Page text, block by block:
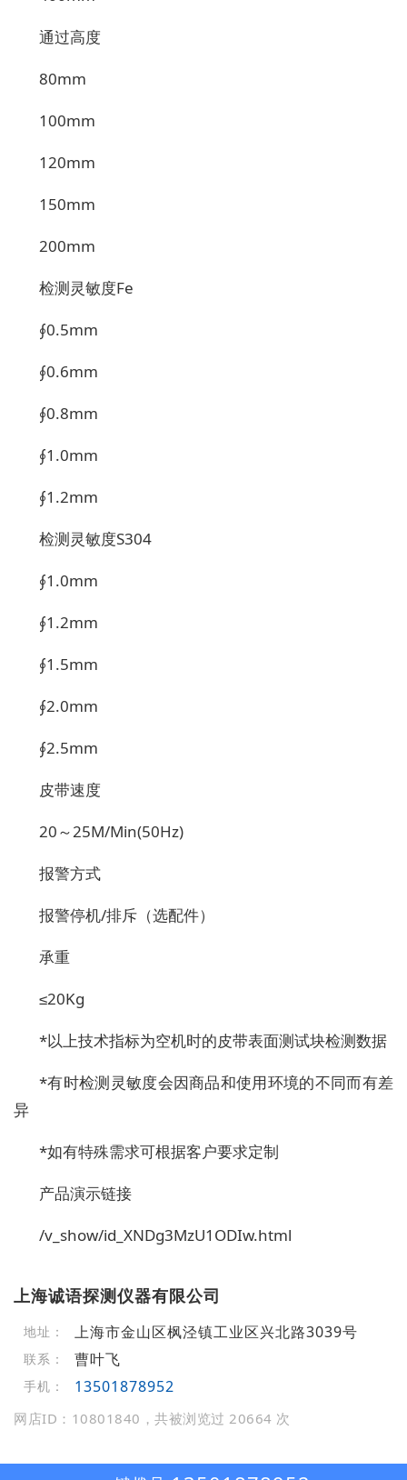
通过高度
80mm
100mm
120mm
150mm
200mm
检测灵敏度Fe
∮0.5mm
∮0.6mm
∮0.8mm
∮1.0mm
∮1.2mm
检测灵敏度S304
∮1.0mm
∮1.2mm
∮1.5mm
∮2.0mm
∮2.5mm
皮带速度
20～25M/Min(50Hz)
报警方式
报警停机/排斥（选配件）
承重
≤20Kg
*以上技术指标为空机时的皮带表面测试块检测数据
*有时检测灵敏度会因商品和使用环境的不同而有差
异
*如有特殊需求可根据客户要求定制
产品演示链接
/v_show/id_XNDg3MzU1ODIw.html
上海诚语探测仪器有限公司
地址： 上海市金山区枫泾镇工业区兴北路3039号
联系： 曹叶飞
手机： 13501878952
网店ID：10801840，共被浏览过 20664 次